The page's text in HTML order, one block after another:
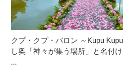
クプ・クプ・バロン ～Kupu
し奥「神々が集う場所」と名付
...